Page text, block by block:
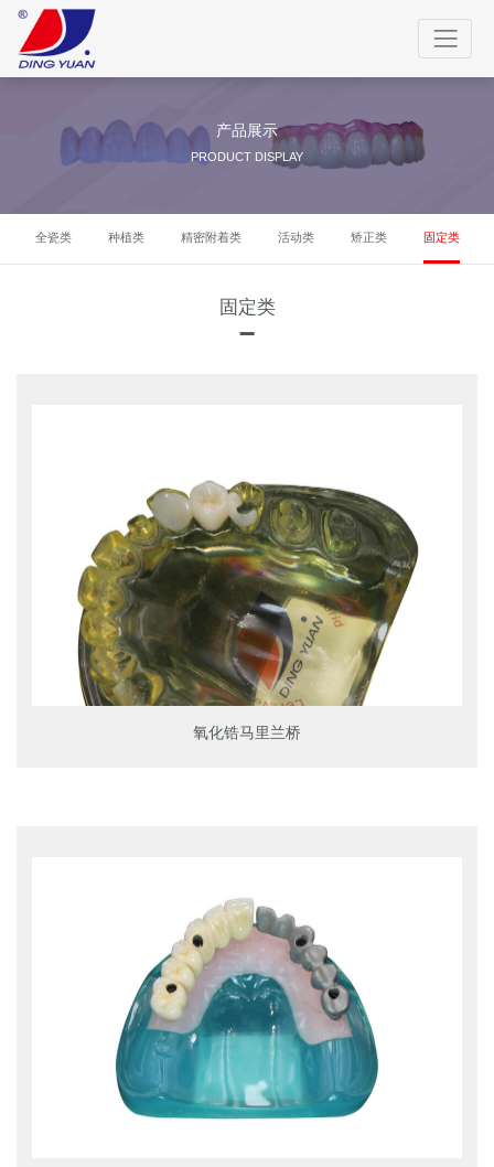
产品展示
PRODUCT DISPLAY
全瓷类 种植类 精密附着类 活动类 矫正类 固定类
固定类
氧化锆马里兰桥